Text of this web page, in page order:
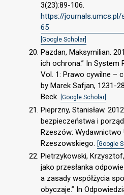
3(23):89-106.
https://
65
[Google Scholar]
Pazdan, Maksymilian.
ich ochrona.” In System
Vol. 1: Prawo cywilne –
by Marek Safjan, 1231-
Beck. [Google Scholar]
Pieprzny, Stanisław.
bezpieczeństwa i
Rzeszów: Wydawnictwo
Rzeszowskiego.
[Google
Pietrzykowski,
jako przesłanka
a zasady współżycia
obyczaje.” In